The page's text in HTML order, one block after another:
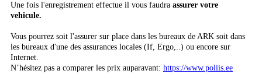
Une fois l'enregistrement effectue il vous faudra assurer votre
vehicule.
Vous pourrez soit l'assurer sur place dans les bureaux de ARK soit dans
les bureaux d'une des assurances locales (If, Ergo,..) ou encore sur
Internet.
N’hésitez pas a comparer les prix auparavant: https://www.poliis.ee